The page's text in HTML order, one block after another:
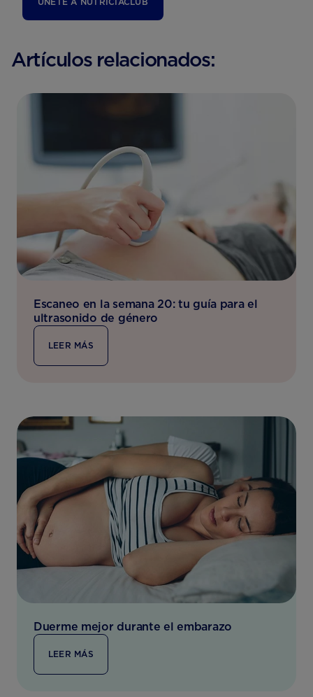
Artículos relacionados:
Escaneo en la semana 20: tu guía para el
ultrasonido de género
LEER MÁS
Duerme mejor durante el embarazo
LEER MÁS